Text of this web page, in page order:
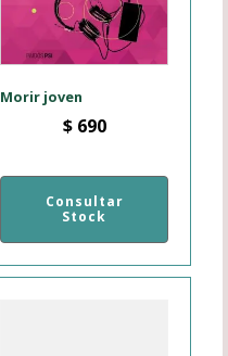
Morir joven
$690
Consultar
Stock